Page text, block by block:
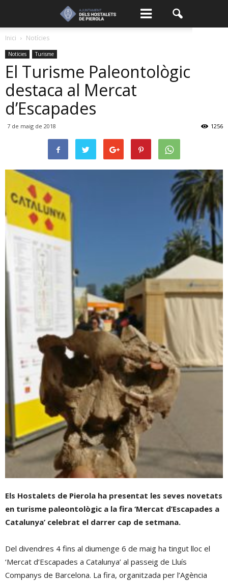
Inici Notícies
Notícies Turisme
El Turisme Paleontològic
destaca al Mercat
d’Escapades
7 de maig de 2018 1256
Els Hostalets de Pierola ha presentat les seves novetats
en turisme paleontològic a la fira ‘Mercat d’Escapades a
Catalunya’ celebrat el darrer cap de setmana.
Del divendres 4 fins al diumenge 6 de maig ha tingut lloc el
‘Mercat d’Escapades a Catalunya’ al passeig de Lluís
Companys de Barcelona. La fira, organitzada per l’Agència